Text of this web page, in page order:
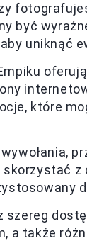
być
uniknąć
które
z
szereg
a także